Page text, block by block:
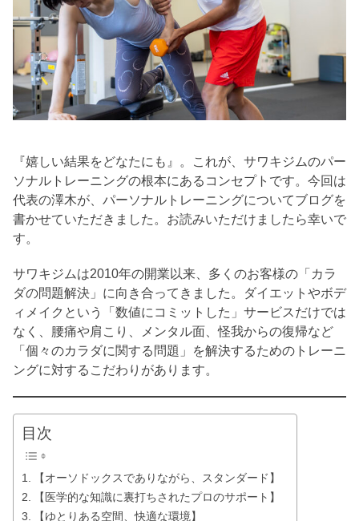
『嬉しい結果をどなたにも』。これが、サワキジムのパー
ソナルトレーニングの根本にあるコンセプトです。今回は
代表の澤木が、パーソナルトレーニングについてブログを
書かせていただきました。お読みいただけましたら幸いで
す。
サワキジムは2010年の開業以来、多くのお客様の「カラ
ダの問題解決」に向き合ってきました。ダイエットやボデ
ィメイクという「数値にコミットした」サービスだけでは
なく、腰痛や肩こり、メンタル面、怪我からの復帰など
「個々のカラダに関する問題」を解決するためのトレーニ
ングに対するこだわりがあります。
目次
【オーソドックスでありながら、スタンダード】
【医学的な知識に裏打ちされたプロのサポート】
【ゆとりある空間、快適な環境】